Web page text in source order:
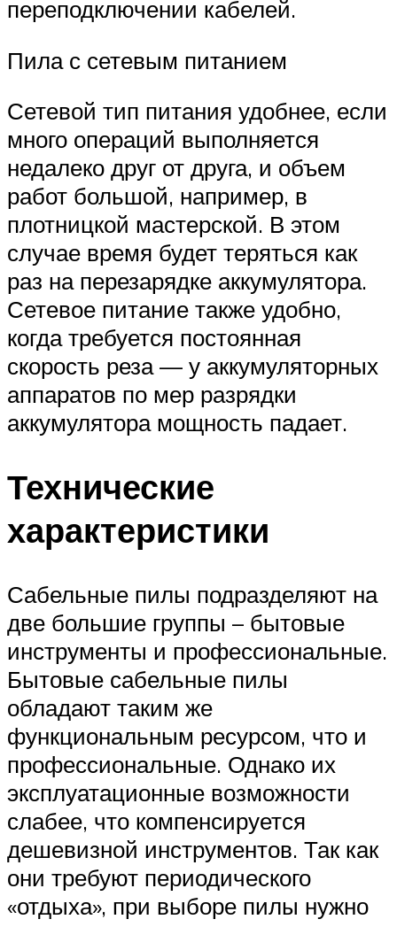
переподключении кабелей.
Пила с сетевым питанием
Сетевой тип питания удобнее, если
много операций выполняется
недалеко друг от друга, и объем
работ большой, например, в
плотницкой мастерской. В этом
случае время будет теряться как
раз на перезарядке аккумулятора.
Сетевое питание также удобно,
когда требуется постоянная
скорость реза — у аккумуляторных
аппаратов по мер разрядки
аккумулятора мощность падает.
Технические
характеристики
Сабельные пилы подразделяют на
две большие группы – бытовые
инструменты и профессиональные.
Бытовые сабельные пилы
обладают таким же
функциональным ресурсом, что и
профессиональные. Однако их
эксплуатационные возможности
слабее, что компенсируется
дешевизной инструментов. Так как
они требуют периодического
«отдыха», при выборе пилы нужно